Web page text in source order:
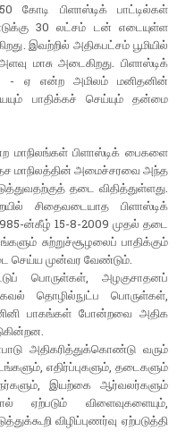
கோடி பிளாஸ்டிக் பாட்டில்கள்
30 லட்சம் டன் எடையுள்ள
இவற்றில் அதிகபட்சம் பூமியில்
மாசு அடைகிறது. பிளாஸ்டிக்
- ஏ என்ற அமிலம் மனிதனின்
பாதிக்கச் செய்யும் தன்மை
மாநிலங்கள் பிளாஸ்டிக் பைகளை
மாநிலத்தின் அமைச்சரவை அந்த
தடை விதித்துள்ளது.
சிதைவடையாத பிளாஸ்டிக்
ன்கீழ் 15-8-2009 முதல் தடை
சுற்றுச்சூழலைப் பாதிக்கும்
செய்ய முன்வர வேண்டும்.
பொருள்கள், அழகுசாதனப்
தொழில்நுட்ப பொருள்கள்,
பாகங்கள் போன்றவை அதிக
அதிகரித்துக்கொண்டு வரும்
எதிர்ப்புகளும், தடைகளும்
இயற்கை ஆர்வலர்களும்
ஏற்படும் விளைவுகளையும்,
விழிப்புணர்வு ஏற்படுத்தி